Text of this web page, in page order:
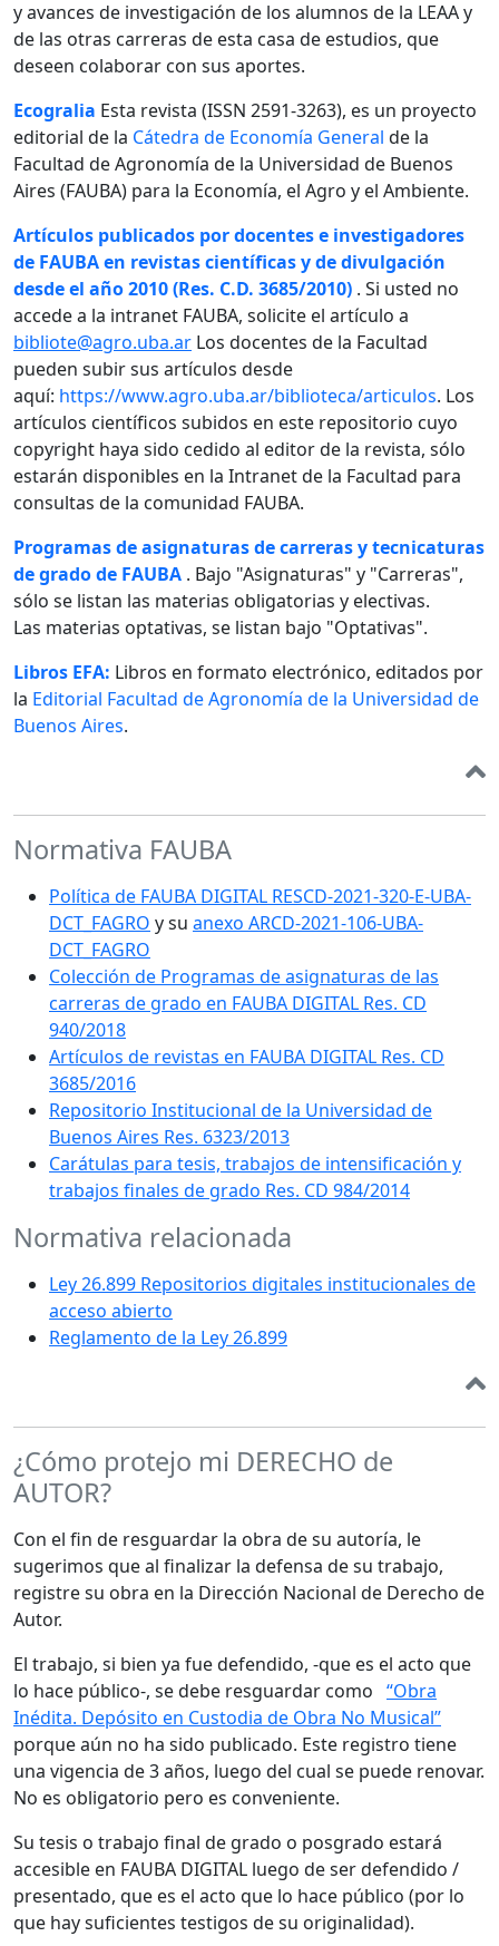
y avances de investigación de los alumnos de la LEAA y
de las otras carreras de esta casa de estudios, que
deseen colaborar con sus aportes.
Ecogralia Esta revista (ISSN 2591-3263), es un proyecto
editorial de la Cátedra de Economía General de la
Facultad de Agronomía de la Universidad de Buenos
Aires (FAUBA) para la Economía, el Agro y el Ambiente.
Artículos publicados por docentes e investigadores
de FAUBA en revistas científicas y de divulgación
desde el año 2010 (Res. C.D. 3685/2010) . Si usted no
accede a la intranet FAUBA, solicite el artículo a
bibliote@agro.uba.ar Los docentes de la Facultad
pueden subir sus artículos desde
aquí: https://www.agro.uba.ar/biblioteca/articulos. Los
artículos científicos subidos en este repositorio cuyo
copyright haya sido cedido al editor de la revista, sólo
estarán disponibles en la Intranet de la Facultad para
consultas de la comunidad FAUBA.
Programas de asignaturas de carreras y tecnicaturas
de grado de FAUBA . Bajo "Asignaturas" y "Carreras",
sólo se listan las materias obligatorias y electivas.
Las materias optativas, se listan bajo "Optativas".
Libros EFA: Libros en formato electrónico, editados por
la Editorial Facultad de Agronomía de la Universidad de
Buenos Aires.
Normativa FAUBA
Política de FAUBA DIGITAL RESCD-2021-320-E-UBA-
DCT_FAGRO y su anexo ARCD-2021-106-UBA-
DCT_FAGRO
Colección de Programas de asignaturas de las
carreras de grado en FAUBA DIGITAL Res. CD
940/2018
Artículos de revistas en FAUBA DIGITAL Res. CD
3685/2016
Repositorio Institucional de la Universidad de
Buenos Aires Res. 6323/2013
Carátulas para tesis, trabajos de intensificación y
trabajos finales de grado Res. CD 984/2014
Normativa relacionada
Ley 26.899 Repositorios digitales institucionales de
acceso abierto
Reglamento de la Ley 26.899
¿Cómo protejo mi DERECHO de
AUTOR?
Con el fin de resguardar la obra de su autoría, le
sugerimos que al finalizar la defensa de su trabajo,
registre su obra en la Dirección Nacional de Derecho de
Autor.
El trabajo, si bien ya fue defendido, -que es el acto que
lo hace público-, se debe resguardar como “Obra
Inédita. Depósito en Custodia de Obra No Musical”
porque aún no ha sido publicado. Este registro tiene
una vigencia de 3 años, luego del cual se puede renovar.
No es obligatorio pero es conveniente.
Su tesis o trabajo final de grado o posgrado estará
accesible en FAUBA DIGITAL luego de ser defendido /
presentado, que es el acto que lo hace público (por lo
que hay suficientes testigos de su originalidad).